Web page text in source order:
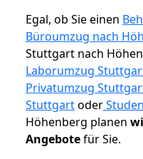
Egal, ob Sie einen
Büroumzug nach
Stuttgart nach
Laborumzug
Privatumzug
Stuttgartoder
Höhenberg planen
Angebotefür Sie.